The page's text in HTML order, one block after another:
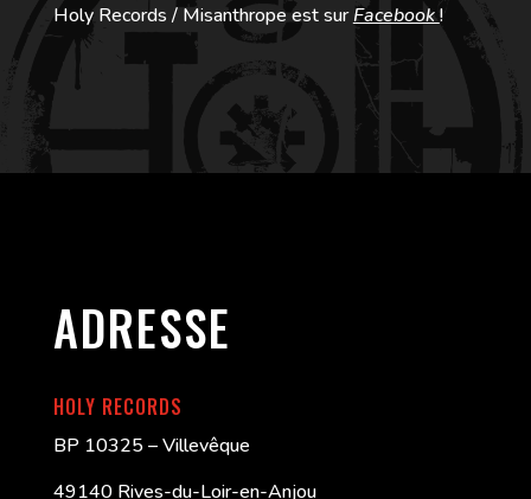
Holy Records / Misanthrope est surFacebook!
ADRESSE
HOLY RECORDS
BP 10325 – Villevêque
49140 Rives-du-Loir-en-Anjou